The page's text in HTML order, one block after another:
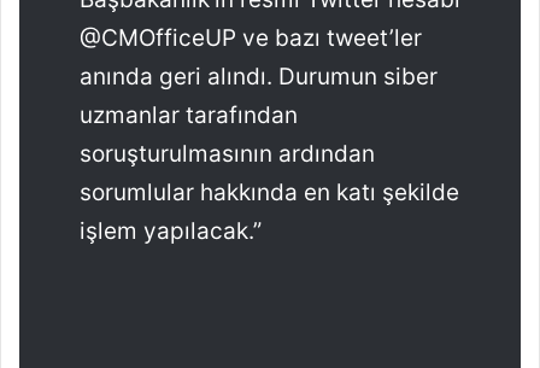
@CMOfficeUP ve bazı tweet’ler
anında geri alındı. Durumun siber
uzmanlar tarafından
soruşturulmasının ardından
sorumlular hakkında en katı şekilde
işlem yapılacak.”